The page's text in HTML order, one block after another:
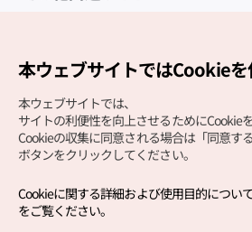
Copyright (c) Korea Tourism
本ウェブサイトではCookieを
本ウェブサイトでは、
サイトの利便性を向上させるためにCookie
Cookieの収集に同意される場合は「同意する
ボタンをクリックしてください。
Cookieに関する詳細および使用目的につい
をご覧ください。